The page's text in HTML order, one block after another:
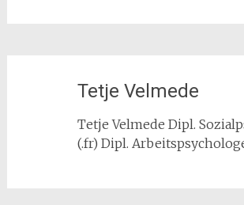
Tetje Velmede
Tetje Velmede Dipl.
(.fr) Dipl.